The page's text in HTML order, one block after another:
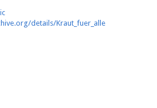
details/Kraut_fuer_alle